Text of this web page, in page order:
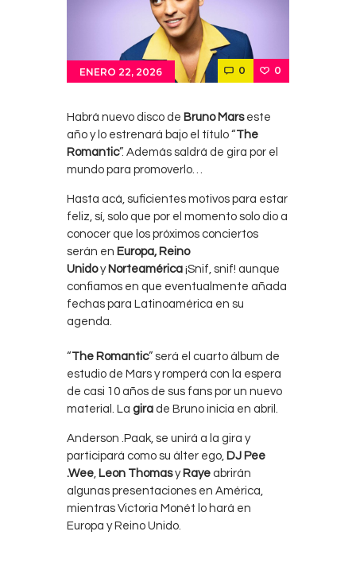
ENERO 22, 2026 0 0
Habrá nuevo disco de Bruno Marseste
año y lo estrenará bajo el título “The
Romantic”. Además saldrá de gira por el
mundo para promoverlo…
Hasta acá, suficientes motivos para estar
feliz, sí, solo que por el momento solo dio a
conocer que los próximos conciertos
serán en Europa, Reino
UnidoyNorteamérica ¡Snif, snif! aunque
confiamos en que eventualmente añada
fechas para Latinoamérica en su
agenda.
“The Romantic” será el cuarto álbum de
estudio de Mars y romperá con la espera
de casi 10 años de sus fans por un nuevo
material. La gira de Bruno inicia en abril.
Anderson .Paak, se unirá a la gira y
participará como su álter ego, DJ Pee
.Wee Leon ThomasyRaye abrirán
algunas presentaciones en América,
mientras Victoria Monét lo hará en
Europa y Reino Unido.